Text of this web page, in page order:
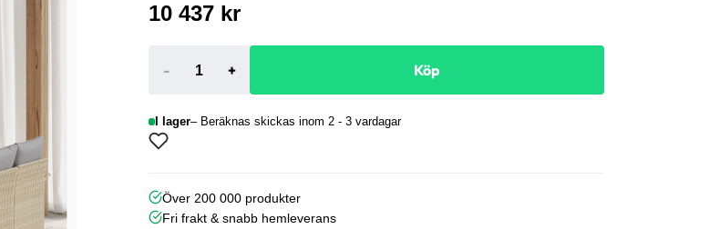
10 437 kr
- + Köp
I lager Beräknas skickas inom 2 - 3 vardagar
Över 200 000 produkter
Fri frakt & snabb hemleverans